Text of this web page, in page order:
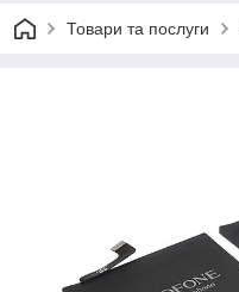
Товари та послуги